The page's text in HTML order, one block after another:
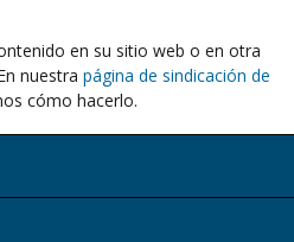
en su sitio web o en otra
nuestra página de sindicación de
cómo hacerlo.